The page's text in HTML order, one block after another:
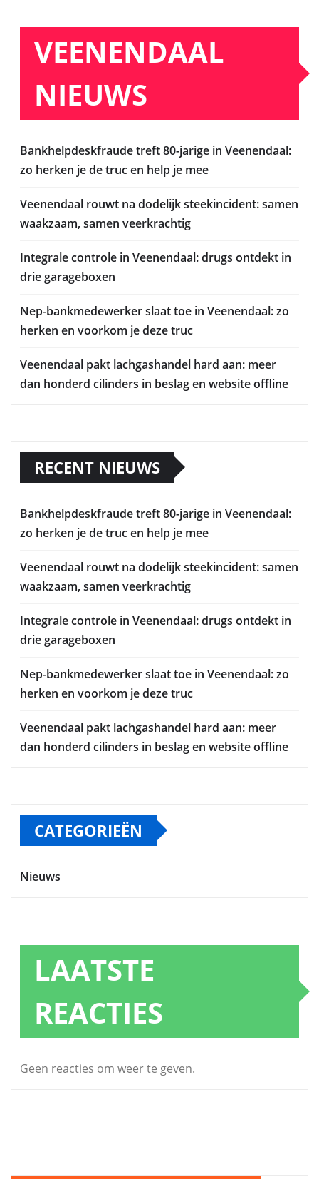
VEENENDAAL
NIEUWS
Bankhelpdeskfraude treft 80-jarige in Veenendaal:
zo herken je de truc en help je mee
Veenendaal rouwt na dodelijk steekincident: samen
waakzaam, samen veerkrachtig
Integrale controle in Veenendaal: drugs ontdekt in
drie garageboxen
Nep-bankmedewerker slaat toe in Veenendaal: zo
herken en voorkom je deze truc
Veenendaal pakt lachgashandel hard aan: meer
dan honderd cilinders in beslag en website offline
RECENT NIEUWS
Bankhelpdeskfraude treft 80-jarige in Veenendaal:
zo herken je de truc en help je mee
Veenendaal rouwt na dodelijk steekincident: samen
waakzaam, samen veerkrachtig
Integrale controle in Veenendaal: drugs ontdekt in
drie garageboxen
Nep-bankmedewerker slaat toe in Veenendaal: zo
herken en voorkom je deze truc
Veenendaal pakt lachgashandel hard aan: meer
dan honderd cilinders in beslag en website offline
CATEGORIEËN
Nieuws
LAATSTE
REACTIES
Geen reacties om weer te geven.